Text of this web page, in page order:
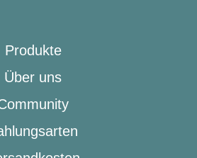
Produkte
Über uns